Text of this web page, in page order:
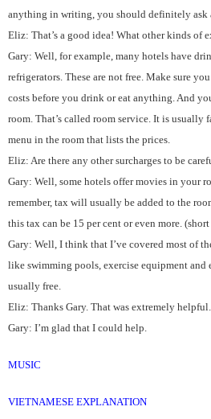
anything in writing, you should definitely ask
Eliz: That’s a good idea! What other kinds of
Gary: Well, for example, many hotels have
refrigerators. These are not free. Make sure
costs before you drink or eat anything. And
room. That’s called room service. It is
menu in the room that lists the prices.
Eliz: Are there any other surcharges to be
Gary: Well, some hotels offer movies in your
remember, tax will usually be added to the
this tax can be 15 per cent or even more. (short
Gary: Well, I think that I’ve covered most of
like swimming pools, exercise equipment and
usually free.
Eliz: Thanks Gary. That was extremely helpful.
Gary: I’m glad that I could help.
MUSIC
VIETNAMESE EXPLANATION